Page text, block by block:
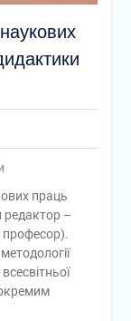
праць
редактор –
професор).
окремим